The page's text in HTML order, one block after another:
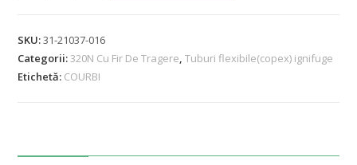
SKU:31-21037-016
Categorii:320N Cu Fir De Tragere,Tuburi flexibile(copex) ignifuge
Etichetă: COURBI